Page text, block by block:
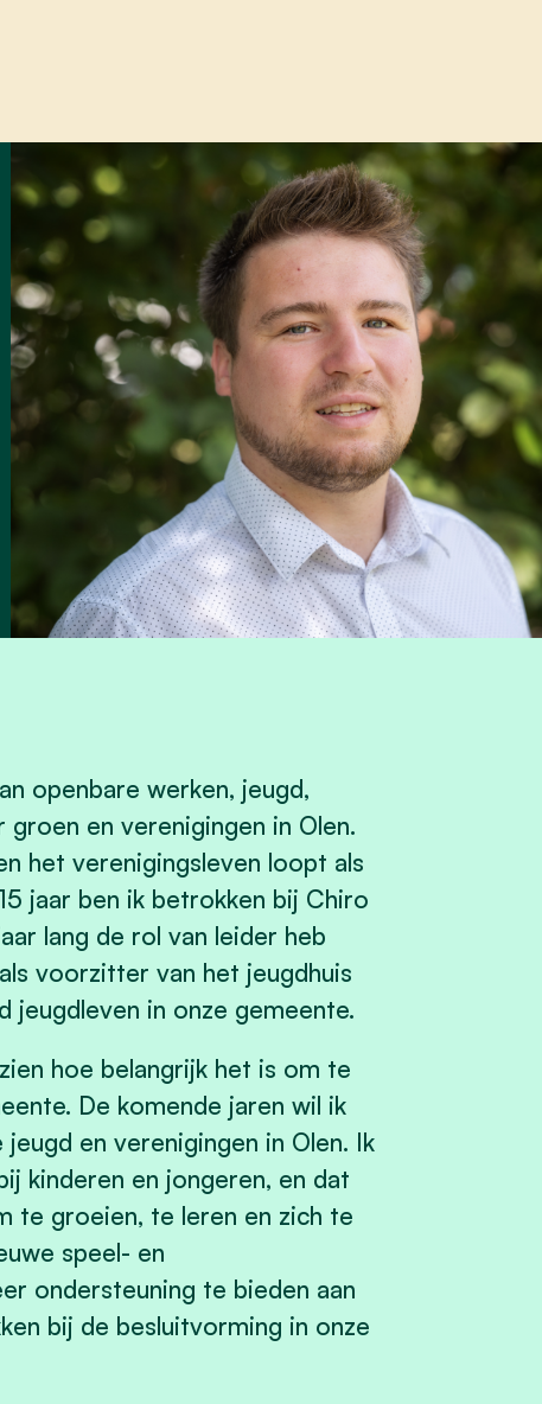
openbare werken, jeugd,
groen en verenigingen in Olen.
het verenigingsleven loopt als
jaar ben ik betrokken bij Chiro
lang de rol van leider heb
voorzitter van het jeugdhuis
jeugdleven in onze gemeente.
hoe belangrijk het is om te
De komende jaren wil ik
en verenigingen in Olen. Ik
kinderen en jongeren, en dat
te groeien, te leren en zich te
speel- en
ondersteuning te bieden aan
bij de besluitvorming in onze